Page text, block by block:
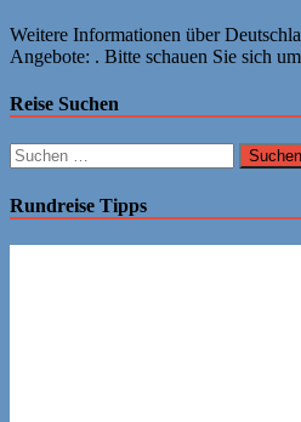
Weitere Informationen über
Angebote: . Bitte schauen Sie sich
Reise Suchen
Suchen
nach:
Rundreise Tipps